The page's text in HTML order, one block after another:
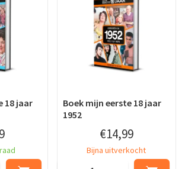
18 jaar
Boek mijn eerste 18 jaar
1952
€14,99
Bijna uitverkocht